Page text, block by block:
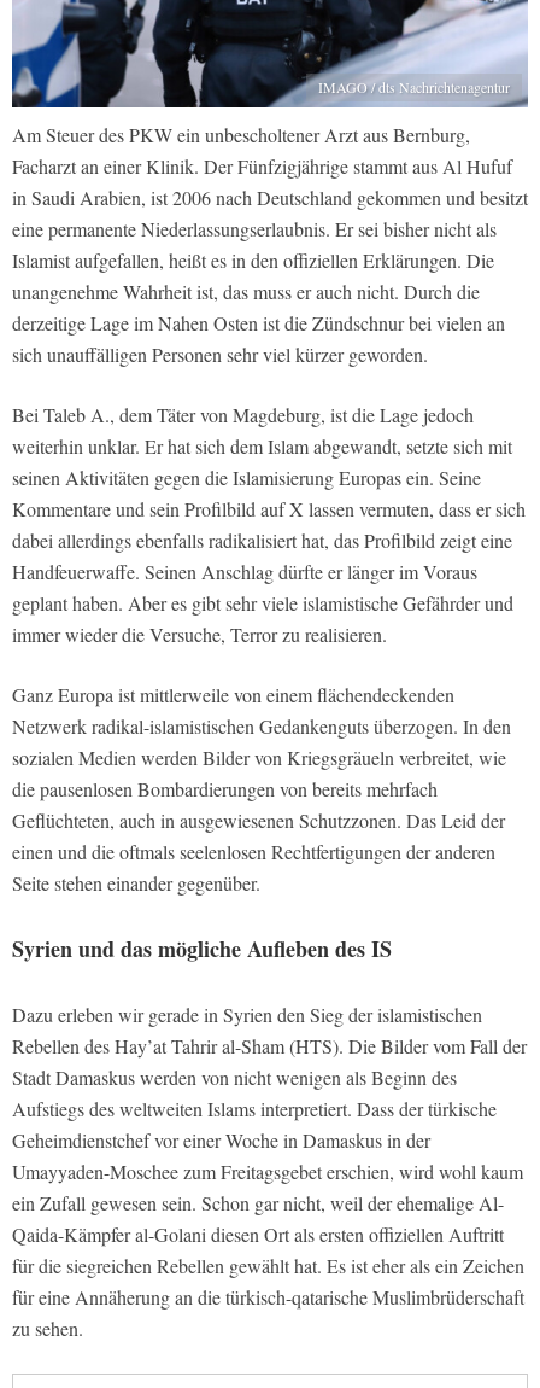
IMAGO / dts Nachrichtenagentur
Am Steuer des PKW ein unbescholtener Arzt aus Bernburg,
Facharzt an einer Klinik. Der Fünfzigjährige stammt aus Al Hufuf
in Saudi Arabien, ist 2006 nach Deutschland gekommen und besitzt
eine permanente Niederlassungserlaubnis. Er sei bisher nicht als
Islamist aufgefallen, heißt es in den offiziellen Erklärungen. Die
unangenehme Wahrheit ist, das muss er auch nicht. Durch die
derzeitige Lage im Nahen Osten ist die Zündschnur bei vielen an
sich unauffälligen Personen sehr viel kürzer geworden.
Bei Taleb A., dem Täter von Magdeburg, ist die Lage jedoch
weiterhin unklar. Er hat sich dem Islam abgewandt, setzte sich mit
seinen Aktivitäten gegen die Islamisierung Europas ein. Seine
Kommentare und sein Profilbild auf X lassen vermuten, dass er sich
dabei allerdings ebenfalls radikalisiert hat, das Profilbild zeigt eine
Handfeuerwaffe. Seinen Anschlag dürfte er länger im Voraus
geplant haben. Aber es gibt sehr viele islamistische Gefährder und
immer wieder die Versuche, Terror zu realisieren.
Ganz Europa ist mittlerweile von einem flächendeckenden
Netzwerk radikal-islamistischen Gedankenguts überzogen. In den
sozialen Medien werden Bilder von Kriegsgräueln verbreitet, wie
die pausenlosen Bombardierungen von bereits mehrfach
Geflüchteten, auch in ausgewiesenen Schutzzonen. Das Leid der
einen und die oftmals seelenlosen Rechtfertigungen der anderen
Seite stehen einander gegenüber.
Syrien und das mögliche Aufleben des IS
Dazu erleben wir gerade in Syrien den Sieg der islamistischen
Rebellen des Hay’at Tahrir al-Sham (HTS). Die Bilder vom Fall der
Stadt Damaskus werden von nicht wenigen als Beginn des
Aufstiegs des weltweiten Islams interpretiert. Dass der türkische
Geheimdienstchef vor einer Woche in Damaskus in der
Umayyaden-Moschee zum Freitagsgebet erschien, wird wohl kaum
ein Zufall gewesen sein. Schon gar nicht, weil der ehemalige Al-
Qaida-Kämpfer al-Golani diesen Ort als ersten offiziellen Auftritt
für die siegreichen Rebellen gewählt hat. Es ist eher als ein Zeichen
für eine Annäherung an die türkisch-qatarische Muslimbrüderschaft
zu sehen.